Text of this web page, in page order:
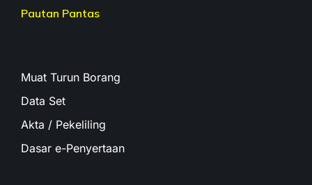
Pautan Pantas
Muat Turun Borang
Data Set
Akta / Pekeliling
Dasar e-Penyertaan